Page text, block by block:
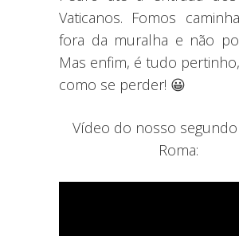
Vaticanos. Fomos
fora da muralha e não
Mas enfim, é tudo
como se perder! 😀
Vídeo do nosso
Roma: